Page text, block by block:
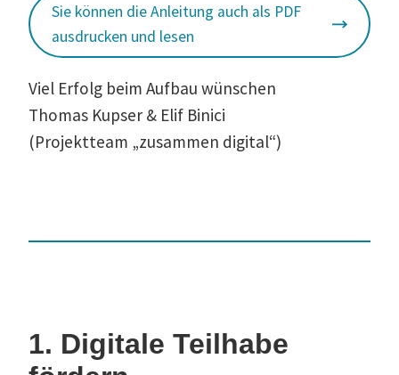
Sie können die Anleitung auch als PDF
ausdrucken und lesen
Viel Erfolg beim Aufbau wünschen
Thomas Kupser & Elif Binici
(Projektteam „zusammen digital“)
1. Digitale Teilhabe